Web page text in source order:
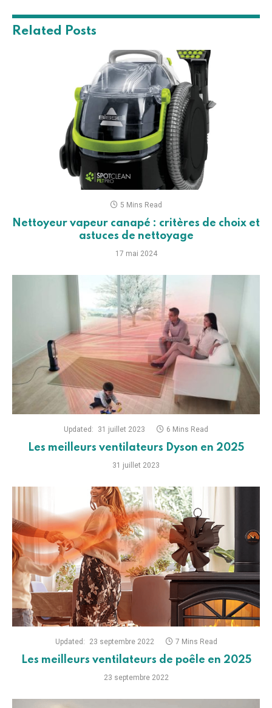
Related Posts
5 Mins Read
Nettoyeur vapeur canapé : critères de choix et
astuces de nettoyage
17 mai 2024
Updated: 31 juillet 2023 6 Mins Read
Les meilleurs ventilateurs Dyson en 2025
31 juillet 2023
Updated: 23 septembre 2022 7 Mins Read
Les meilleurs ventilateurs de poêle en 2025
23 septembre 2022